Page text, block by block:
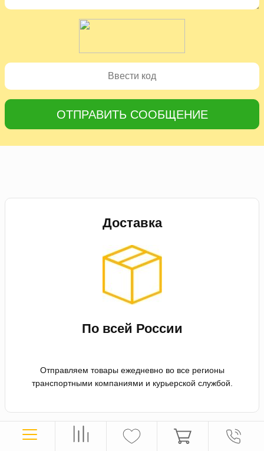
ОТПРАВИТЬ СООБЩЕНИЕ
Доставка
По всей России
Отправляем товары ежедневно во все регионы
транспортными компаниями и курьерской службой.
Оплата